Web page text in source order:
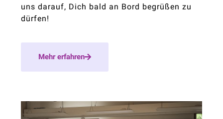
uns darauf, Dich bald an Bord begrüßen zu
dürfen!
Mehr erfahren